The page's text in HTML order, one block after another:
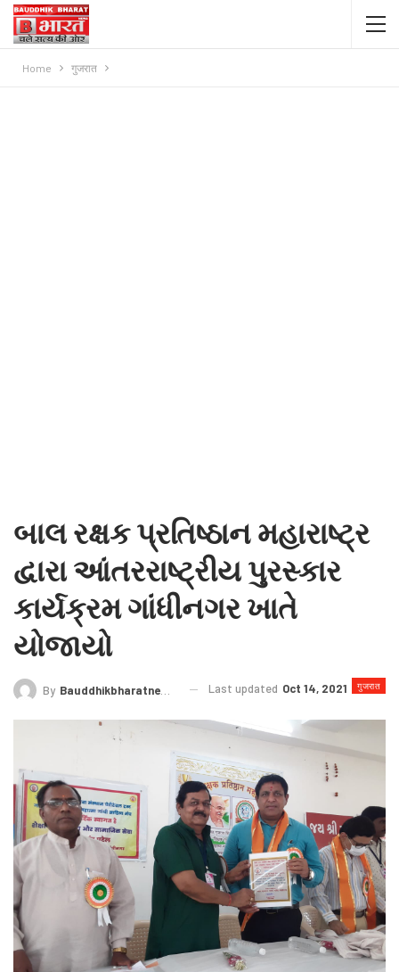
Home गुजरात
બાલ રક્ષક પ્રતિષ્ઠાન મહારાષ્ટ્ર
દ્વારા આંતરરાષ્ટ્રીય પુરસ્કાર
કાર્યક્રમ ગાંધીનગર ખાતે
યોજાયો
गुजरात
By Bauddhikbharatnews@gmail.com Last updated Oct 14, 2021